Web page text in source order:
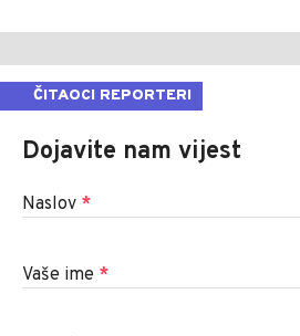
ČITAOCI REPORTERI
Dojavite nam vijest
Naslov *
Vaše ime *